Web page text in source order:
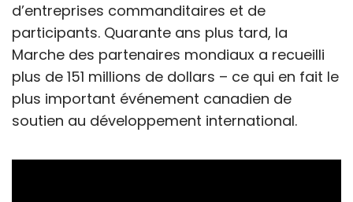
d’entreprises commanditaires et de
participants. Quarante ans plus tard, la
Marche des partenaires mondiaux a recueilli
plus de 151 millions de dollars – ce qui en fait le
plus important événement canadien de
soutien au développement international.